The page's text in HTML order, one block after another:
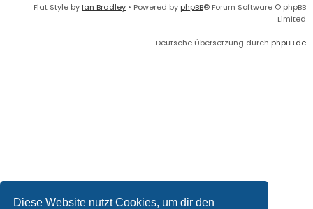
Diese Website nutzt Cookies, um dir den
Flat Style by Ian Bradley • Powered by phpBB® Forum Software © phpBB
Limited
Deutsche Übersetzung durch phpBB.de